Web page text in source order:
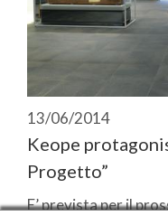
13/06/2014
Keope
Progetto”
E’ prevista per il